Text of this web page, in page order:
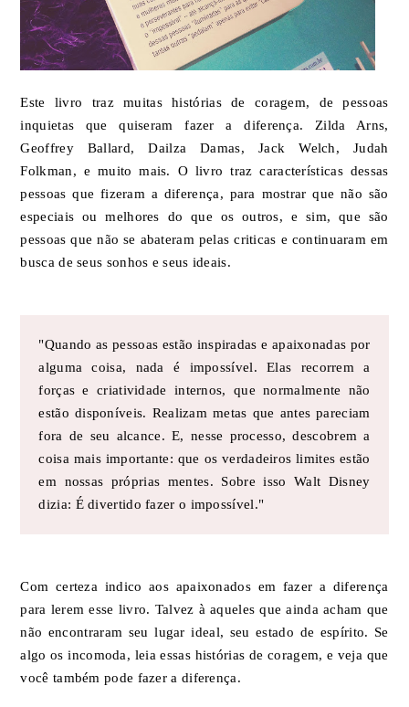
Este livro traz muitas histórias de coragem, de pessoas
inquietas que quiseram fazer a diferença. Zilda Arns,
Geoffrey Ballard, Dailza Damas, Jack Welch, Judah
Folkman, e muito mais. O livro traz características dessas
pessoas que fizeram a diferença, para mostrar que não são
especiais ou melhores do que os outros, e sim, que são
pessoas que não se abateram pelas criticas e continuaram em
busca de seus sonhos e seus ideais.
"Quando as pessoas estão inspiradas e apaixonadas por
alguma coisa, nada é impossível. Elas recorrem a
forças e criatividade internos, que normalmente não
estão disponíveis. Realizam metas que antes pareciam
fora de seu alcance. E, nesse processo, descobrem a
coisa mais importante: que os verdadeiros limites estão
em nossas próprias mentes. Sobre isso Walt Disney
dizia: É divertido fazer o impossível."
Com certeza indico aos apaixonados em fazer a diferença
para lerem esse livro. Talvez à aqueles que ainda acham que
não encontraram seu lugar ideal, seu estado de espírito. Se
algo os incomoda, leia essas histórias de coragem, e veja que
você também pode fazer a diferença.